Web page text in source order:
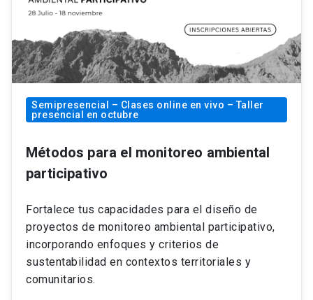
Semipresencial – Clases online en vivo – Taller
presencial en octubre
Métodos para el monitoreo ambiental
participativo
Fortalece tus capacidades para el diseño de
proyectos de monitoreo ambiental participativo,
incorporando enfoques y criterios de
sustentabilidad en contextos territoriales y
comunitarios.